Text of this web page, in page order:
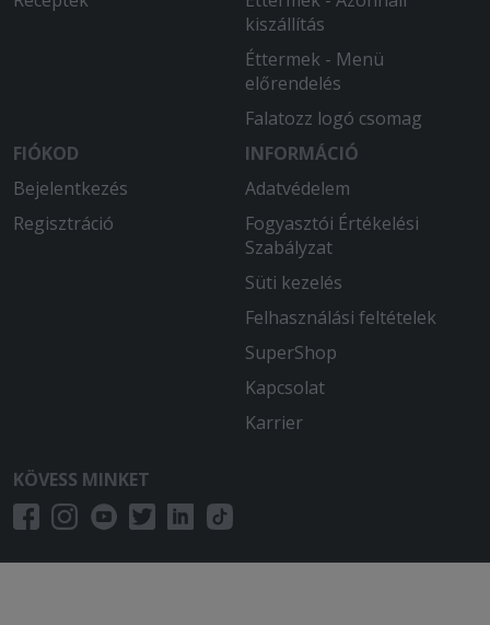
kiszállítás
Éttermek - Menü
előrendelés
Falatozz logó csomag
FIÓKOD
Bejelentkezés
Regisztráció
INFORMÁCIÓ
Adatvédelem
Fogyasztói Értékelési
Szabályzat
Süti kezelés
Felhasználási feltételek
SuperShop
Kapcsolat
Karrier
KÖVESS MINKET